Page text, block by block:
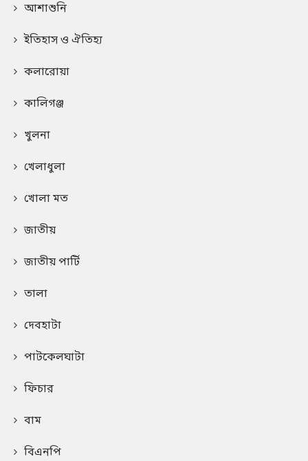
আশাশুনি
ইতিহাস ও ঐতিহ্য
কলারোয়া
কালিগঞ্জ
খুলনা
খেলাধুলা
খোলা মত
জাতীয়
জাতীয় পার্টি
তালা
দেবহাটা
পাটকেলঘাটা
ফিচার
বাম
বিএনপি